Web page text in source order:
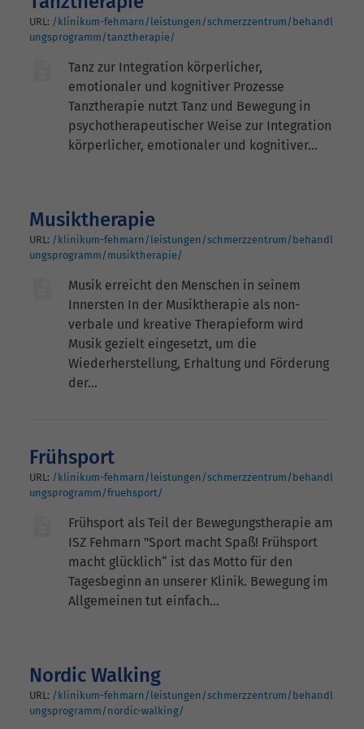
URL: /klinikum-fehmarn/leistungen/schmerzzentrum/behandl
ungsprogramm/tanztherapie/
Tanz zur Integration körperlicher,
emotionaler und kognitiver Prozesse
Tanztherapie nutzt Tanz und Bewegung in
psychotherapeutischer Weise zur Integration
körperlicher, emotionaler und kognitiver…
Musiktherapie
URL: /klinikum-fehmarn/leistungen/schmerzzentrum/behandl
ungsprogramm/musiktherapie/
Musik erreicht den Menschen in seinem
Innersten In der Musiktherapie als non-
verbale und kreative Therapieform wird
Musik gezielt eingesetzt, um die
Wiederherstellung, Erhaltung und Förderung
der…
Frühsport
URL: /klinikum-fehmarn/leistungen/schmerzzentrum/behandl
ungsprogramm/fruehsport/
Frühsport als Teil der Bewegungstherapie am
ISZ Fehmarn "Sport macht Spaß! Frühsport
macht glücklich“ ist das Motto für den
Tagesbeginn an unserer Klinik. Bewegung im
Allgemeinen tut einfach…
Nordic Walking
URL: /klinikum-fehmarn/leistungen/schmerzzentrum/behandl
ungsprogramm/nordic-walking/